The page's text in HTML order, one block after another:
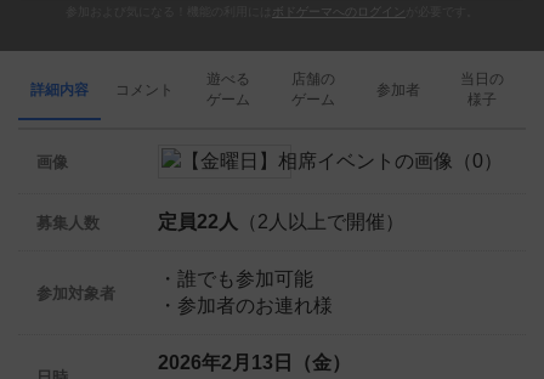
ボドゲーマへのログイン
詳細内容 コメント
遊べる
ゲーム
店舗の
ゲーム
参加者
当日の
様子
画像
募集人数 定員22人 （2人以上で開催）
参加対象者
・誰でも参加可能
・参加者のお連れ様
2026年2月13日（金）